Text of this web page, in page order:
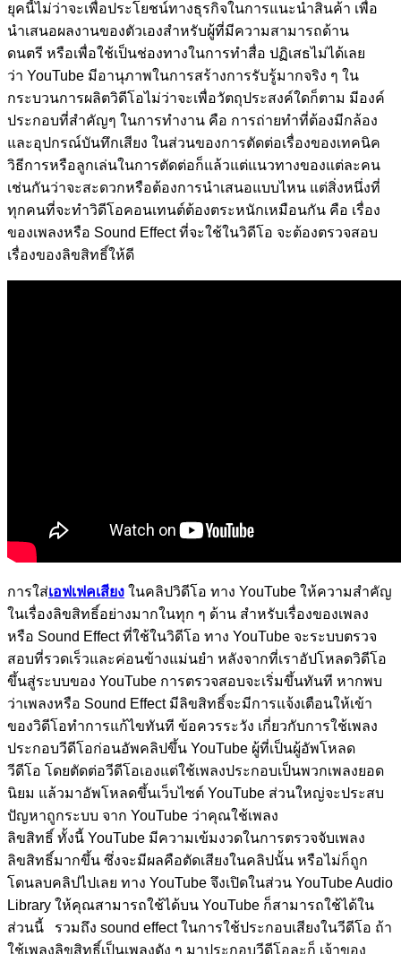
ยุคนี้ไม่ว่าจะเพื่อประโยชน์ทางธุรกิจในการแนะนำสินค้า เพื่อ
นำเสนอผลงานของตัวเองสำหรับผู้ที่มีความสามารถด้าน
ดนตรี หรือเพื่อใช้เป็นช่องทางในการทำสื่อ ปฏิเสธไม่ได้เลย
ว่า YouTube มีอานุภาพในการสร้างการรับรู้มากจริง ๆ ใน
กระบวนการผลิตวิดีโอไม่ว่าจะเพื่อวัตถุประสงค์ใดก็ตาม มีองค์
ประกอบที่สำคัญๆ ในการทำงาน คือ การถ่ายทำที่ต้องมีกล้อง
และอุปกรณ์บันทึกเสียง ในส่วนของการตัดต่อเรื่องของเทคนิค
วิธีการหรือลูกเล่นในการตัดต่อก็แล้วแต่แนวทางของแต่ละคน
เช่นกันว่าจะสะดวกหรือต้องการนำเสนอแบบไหน แต่สิ่งหนึ่งที่
ทุกคนที่จะทำวิดีโอคอนเทนต์ต้องตระหนักเหมือนกัน คือ เรื่อง
ของเพลงหรือ Sound Effectที่จะใช้ในวิดีโอ จะต้องตรวจสอบ
เรื่องของลิขสิทธิ์ให้ดี
การใส่เอฟเฟคเสียง ในคลิปวิดีโอ ทาง YouTube ให้ความสำคัญ
ในเรื่องลิขสิทธิ์อย่างมากในทุก ๆ ด้าน สำหรับเรื่องของเพลง
หรือ Sound Effectที่ใช้ในวิดีโอ ทาง YouTube จะระบบตรวจ
สอบที่รวดเร็วและค่อนข้างแม่นยำ หลังจากที่เราอัปโหลดวิดีโอ
ขึ้นสู่ระบบของ YouTube การตรวจสอบจะเริ่มขึ้นทันที หากพบ
ว่าเพลงหรือ Sound Effect มีลิขสิทธิ์จะมีการแจ้งเตือนให้เข้า
ของวิดีโอทำการแก้ไขทันที ข้อควรระวัง เกี่ยวกับการใช้เพลง
ประกอบวีดีโอก่อนอัพคลิปขึ้น YouTube ผู้ที่เป็นผู้อัพโหลด
วีดีโอ โดยตัดต่อวีดีโอเองแต่ใช้เพลงประกอบเป็นพวกเพลงยอด
นิยม แล้วมาอัพโหลดขึ้นเว็บไซต์ YouTube ส่วนใหญ่จะประสบ
ปัญหาถูกระบบ จาก YouTube ว่าคุณใช้เพลง
ลิขสิทธิ์ ทั้งนี้ YouTube มีความเข้มงวดในการตรวจจับเพลง
ลิขสิทธิ์มากขึ้น ซึ่งจะมีผลคือตัดเสียงในคลิปนั้น หรือไม่ก็ถูก
โดนลบคลิปไปเลย ทาง YouTube จึงเปิดในส่วน YouTube Audio
Library ให้คุณสามารถใช้ได้บน YouTube ก็สามารถใช้ได้ใน
ส่วนนี้
รวมถึง sound effectในการใช้ประกอบเสียงในวีดีโอ ถ้า
ใช้เพลงลิขสิทธิ์เป็นเพลงดัง ๆ มาประกอบวีดีโอละก็ เจ้าของ